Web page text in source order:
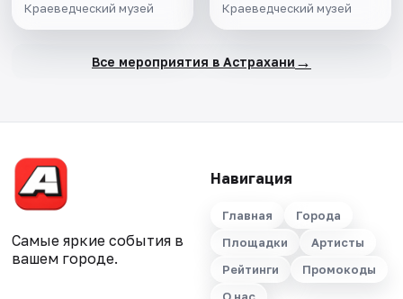
Краеведческий музей Краеведческий музей
Все мероприятия в Астрахани →
Самые яркие события в
вашем городе.
Навигация
Главная
Города
Площадки
Артисты
Рейтинги
Промокоды